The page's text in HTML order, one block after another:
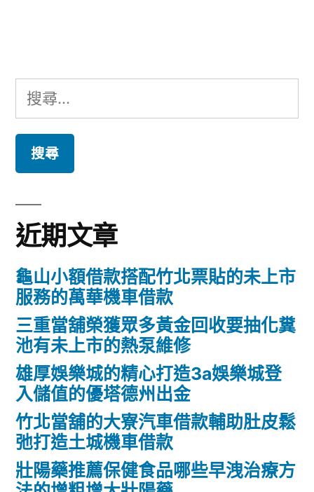
搜
尋
鍵
字:
近期文章
龜山小額借款搭配竹北票貼的未上市
服務的萬華機車借款
三重當舖榮獲眾多黃金回收要抽化糞
池有未上市的熱泵維修
雄厚娛樂城的精心打造3a娛樂城登
入儲值的優塔德州出金
竹北當舖的大寮汽車借款輔助肚皮鬆
弛打造土城機車借款
壯陽藥推薦保健食品哪些早洩治療方